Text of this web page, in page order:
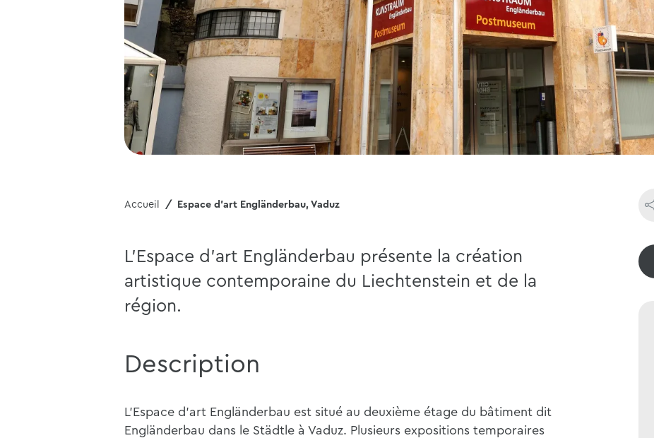
Accueil Espace d'art Engländerbau, Vaduz
L'Espace d'art Engländerbau présente la création
artistique contemporaine du Liechtenstein et de la
région.
Description
L'Espace d'art Engländerbau est situé au deuxième étage du bâtiment dit
Engländerbau dans le Städtle à Vaduz. Plusieurs expositions temporaires